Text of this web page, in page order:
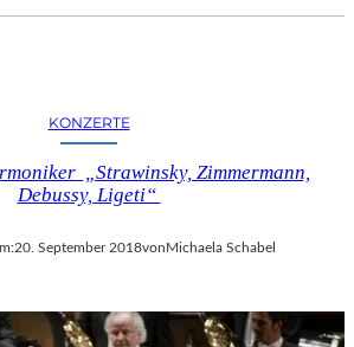
KONZERTE
„Strawinsky, Zimmermann,
Debussy, Ligeti“
20. September 2018vonMichaela Schabel